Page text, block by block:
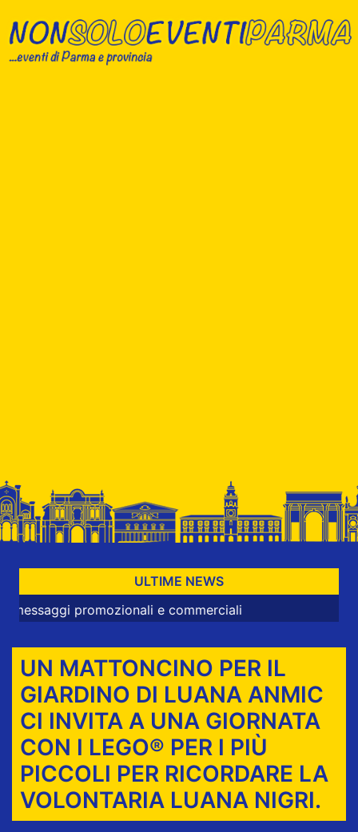
ULTIME NEWS
promozionali e commerciali
UN MATTONCINO PER IL
GIARDINO DI LUANA ANMIC
CI INVITA A UNA GIORNATA
CON I LEGO® PER I PIÙ
PICCOLI PER RICORDARE LA
VOLONTARIA LUANA NIGRI.